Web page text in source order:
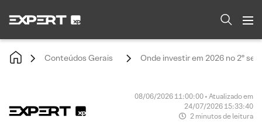
Conteúdos Gerais Onde investir em 2026 no 2º
08/06/2026 11:00:00 • Atualizado em
24/07/2026 15:33:40
2 minutos de leitura